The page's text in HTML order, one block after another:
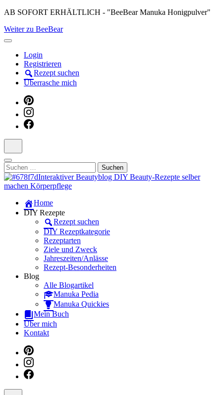
Skip
content
(Press
AB SOFORT ERHÄLTLICH - "BeeBear Manuka Honigpulver"
Weiter zu BeeBear
Login
Registrieren
Rezept suchen
Überrasche mich
Suchen
nach:
Manuka Magic – Natürlich schön:
Dein interaktiver DIY Beautyblog
Dein persönlicher interaktiver DIY Beautyblog
Home
DIY Rezepte
Rezept suchen
DIY Rezeptkategorie
Rezeptarten
Ziele und Zweck
Jahreszeiten/Anlässe
Rezept-Besonderheiten
Blog
Alle Blogartikel
Manuka Pedia
Manuka Quickies
Mein Buch
Über mich
Kontakt